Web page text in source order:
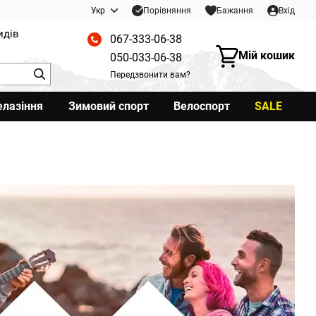
Укр Порівняння Бажання Вхід
067-333-06-38
050-033-06-38
Передзвонити вам?
Мій кошик
Зимовий спорт Велоспорт SALE